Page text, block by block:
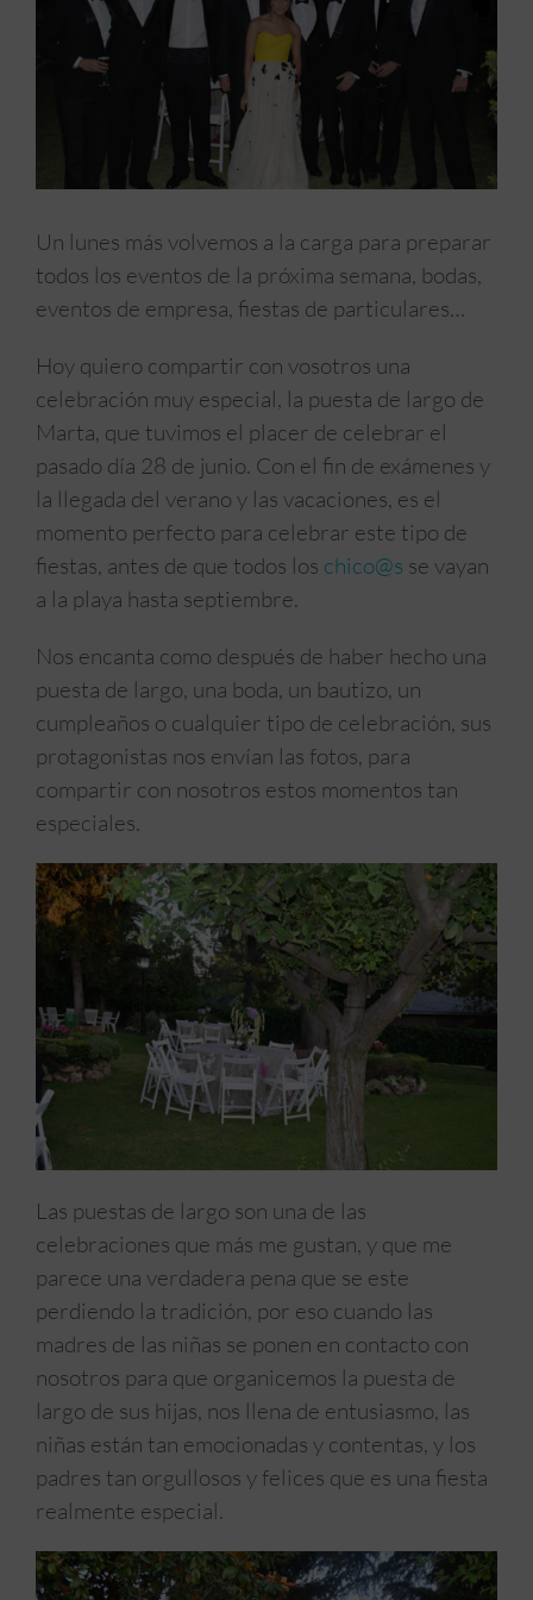
Un lunes más volvemos a la carga para preparar
todos los eventos de la próxima semana, bodas,
eventos de empresa, fiestas de particulares…
Hoy quiero compartir con vosotros una
celebración muy especial, la puesta de largo de
Marta, que tuvimos el placer de celebrar el
pasado día 28 de junio. Con el fin de exámenes y
la llegada del verano y las vacaciones, es el
momento perfecto para celebrar este tipo de
fiestas, antes de que todos los chico@s se vayan
a la playa hasta septiembre.
Nos encanta como después de haber hecho una
puesta de largo, una boda, un bautizo, un
cumpleaños o cualquier tipo de celebración, sus
protagonistas nos envían las fotos, para
compartir con nosotros estos momentos tan
especiales.
Las puestas de largo son una de las
celebraciones que más me gustan, y que me
parece una verdadera pena que se este
perdiendo la tradición, por eso cuando las
madres de las niñas se ponen en contacto con
nosotros para que organicemos la puesta de
largo de sus hijas, nos llena de entusiasmo, las
niñas están tan emocionadas y contentas, y los
padres tan orgullosos y felices que es una fiesta
realmente especial.